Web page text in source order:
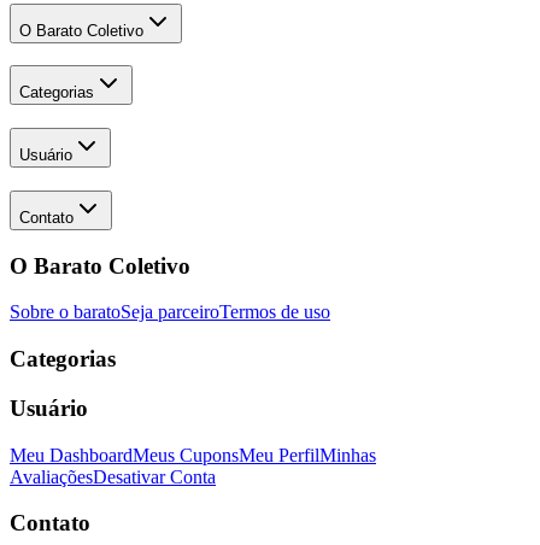
O Barato Coletivo
Categorias
Usuário
Contato
O Barato Coletivo
Sobre o baratoSeja parceiroTermos de uso
Categorias
Usuário
Meu DashboardMeus CuponsMeu PerfilMinhas
AvaliaçõesDesativar Conta
Contato